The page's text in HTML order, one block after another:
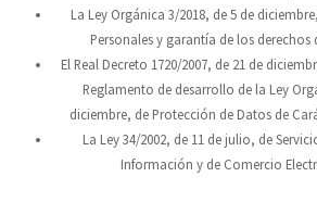
La Ley Orgánica 3/2018, de 5 de
Personales y garantía de los derechos
El Real Decreto 1720/2007, de 21 de
Reglamento de desarrollo de la Ley
diciembre, de Protección de Datos de
La Ley 34/2002, de 11 de julio, de
Información y de Comercio